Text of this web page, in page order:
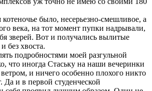
было, несерьезно-смешливое, а
века, на тот момент пупки надрывали,
зверей. Вот и получались вылитые
без хвоста.
подробностями моей разгульной
что иногда Стаську на наши вечеринки
и ничего особенно плохого никто
Да и в первой студенческой